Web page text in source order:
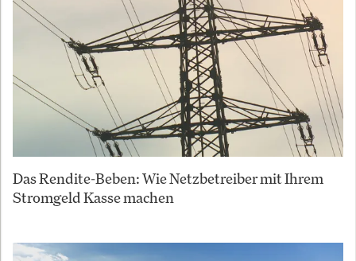
Das Rendite-Beben: Wie Netzbetreiber mit Ihrem
Stromgeld Kasse machen